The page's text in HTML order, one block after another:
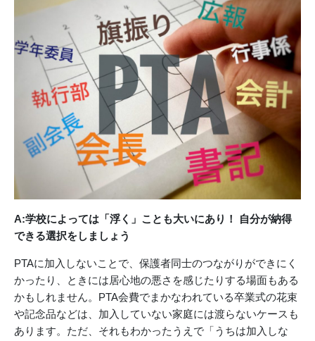
A:学校によっては「浮く」ことも大いにあり！ 自分が納得
できる選択をしましょう
PTAに加入しないことで、保護者同士のつながりができにく
かったり、ときには居心地の悪さを感じたりする場面もある
かもしれません。PTA会費でまかなわれている卒業式の花束
や記念品などは、加入していない家庭には渡らないケースも
あります。ただ、それもわかったうえで「うちは加入しな